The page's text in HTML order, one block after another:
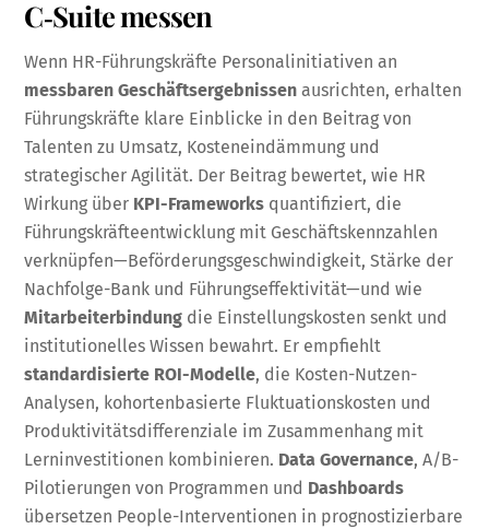
C‑Suite messen
Wenn HR-Führungskräfte Personalinitiativen an
messbaren Geschäftsergebnissen ausrichten, erhalten
Führungskräfte klare Einblicke in den Beitrag von
Talenten zu Umsatz, Kosteneindämmung und
strategischer Agilität. Der Beitrag bewertet, wie HR
Wirkung über KPI-Frameworks quantifiziert, die
Führungskräfteentwicklung mit Geschäftskennzahlen
verknüpfen—Beförderungsgeschwindigkeit, Stärke der
Nachfolge-Bank und Führungseffektivität—und wie
Mitarbeiterbindung die Einstellungskosten senkt und
institutionelles Wissen bewahrt. Er empfiehlt
standardisierte ROI-Modelle, die Kosten-Nutzen-
Analysen, kohortenbasierte Fluktuationskosten und
Produktivitätsdifferenziale im Zusammenhang mit
Lerninvestitionen kombinieren. Data Governance, A/B-
Pilotierungen von Programmen und Dashboards
übersetzen People-Interventionen in prognostizierbare